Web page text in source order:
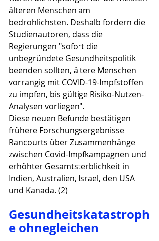
älteren Menschen am
bedrohlichsten. Deshalb fordern die
Studienautoren, dass die
Regierungen "sofort die
unbegründete Gesundheitspolitik
beenden sollten, ältere Menschen
vorrangig mit COVID-19-Impfstoffen
zu impfen, bis gültige Risiko-Nutzen-
Analysen vorliegen".
Diese neuen Befunde bestätigen
frühere Forschungsergebnisse
Rancourts über Zusammenhänge
zwischen Covid-Impfkampagnen und
erhöhter Gesamtsterblichkeit in
Indien, Australien, Israel, den USA
und Kanada. (2)
Gesundheitskatastroph
e ohnegleichen